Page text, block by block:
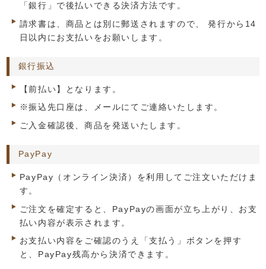
「銀行」で後払いできる決済方法です。
請求書は、商品とは別に郵送されますので、 発行から14
日以内にお支払いをお願いします。
銀行振込
【前払い】となります。
※振込先口座は、メールにてご連絡いたします。
ご入金確認後、商品を発送いたします。
PayPay
PayPay（オンライン決済）を利用してご注文いただけま
す。
ご注文を確定すると、PayPayの画面が立ち上がり、お支
払い内容が表示されます。
お支払い内容をご確認のうえ「支払う」ボタンを押す
と、PayPay残高から決済できます。